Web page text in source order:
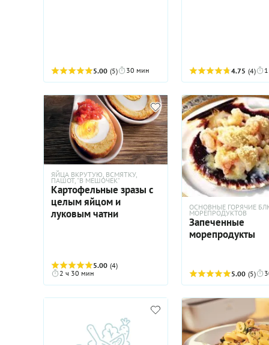
5.00 (5) 30 мин 4.75 (4)
ЯЙЦА ВКРУТУЮ, ВСМЯТКУ,
ПАШОТ, "В МЕШОЧЕК"
Картофельные зразы с
целым яйцом и
луковым чатни
5.00 (4)
2 ч 30 мин
ОСНОВНЫЕ ГОРЯЧИЕ
МОРЕПРОДУКТОВ
Запеченные
морепродукты
5.00 (5)